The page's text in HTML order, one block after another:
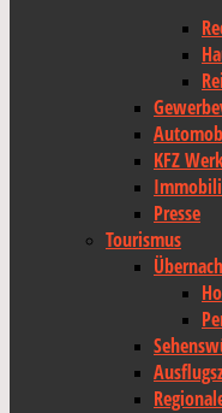
KFZ
Presse
Tourismus